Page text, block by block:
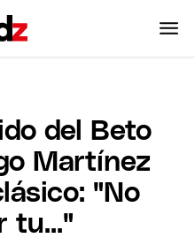
del Beto
Martínez
"No
tu..."